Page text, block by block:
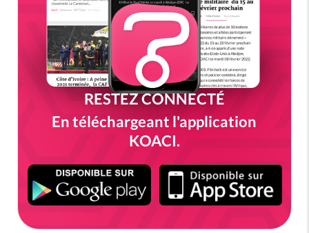
RESTEZ CONNECTÉ
En téléchargeant l'application
KOACI.